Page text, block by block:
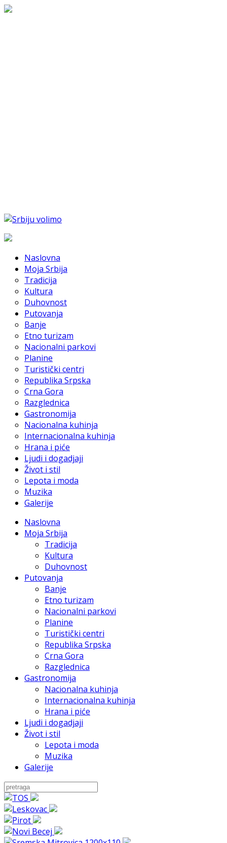
Naslovna
Moja Srbija
Tradicija
Kultura
Duhovnost
Putovanja
Banje
Etno turizam
Nacionalni parkovi
Planine
Turistički centri
Republika Srpska
Crna Gora
Razglednica
Gastronomija
Nacionalna kuhinja
Internacionalna kuhinja
Hrana i piće
Ljudi i dogadjaji
Život i stil
Lepota i moda
Muzika
Galerije
Naslovna
Moja Srbija
Tradicija
Kultura
Duhovnost
Putovanja
Banje
Etno turizam
Nacionalni parkovi
Planine
Turistički centri
Republika Srpska
Crna Gora
Razglednica
Gastronomija
Nacionalna kuhinja
Internacionalna kuhinja
Hrana i piće
Ljudi i dogadjaji
Život i stil
Lepota i moda
Muzika
Galerije